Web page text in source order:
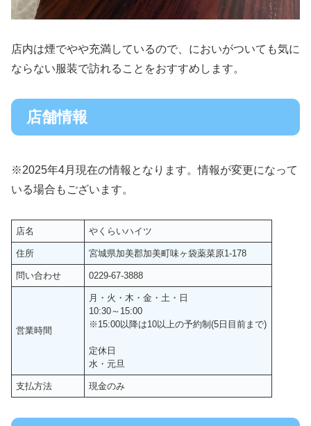
店内は煙でやや充満しているので、においがついても気に
ならない服装で訪れることをおすすめします。
店舗情報
※2025年4月現在の情報となります。情報が変更になって
いる場合もございます。
店名 やくらいハイツ
住所 宮城県加美郡加美町味ヶ袋薬菜原1-178
問い合わせ 0229-67-3888
営業時間
月・火・木・金・土・日
10:30～15:00
※15:00以降は10以上の予約制(5日目前まで)
定休日
水・元旦
支払方法 現金のみ